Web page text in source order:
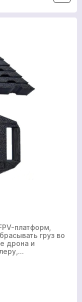
платформ,
груз во
дрона и